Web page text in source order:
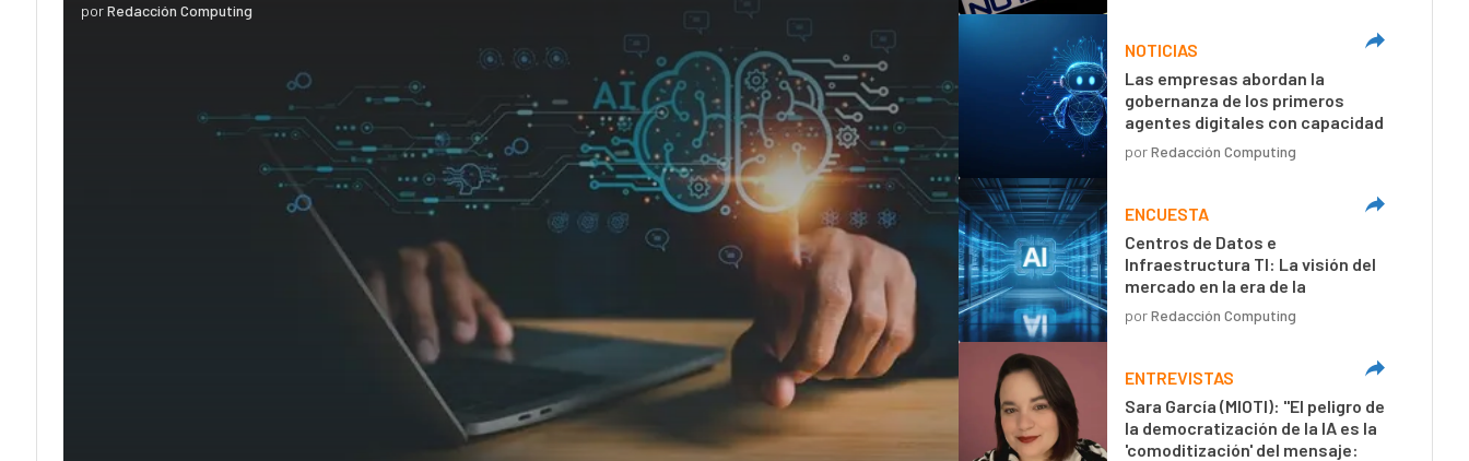
porRedacción Computing
NOTICIAS
Las empresas abordan la
gobernanza de los primeros
agentes digitales con capacidad
de decisión autónoma
porRedacción Computing
ENCUESTA
Centros de Datos e
Infraestructura TI: La visión del
mercado en la era de la
inteligencia artificial
porRedacción Computing
ENTREVISTAS
Sara García (MIOTI): "El peligro de
la democratización de la IA es la
'comoditización' del mensaje: